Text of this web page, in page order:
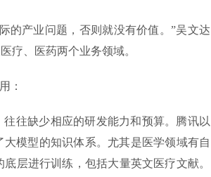
的产业问题，否则就没有价值。”吴文达
疗、医药两个业务领域。
：
往缺少相应的研发能力和预算。腾讯以
模型的知识体系。尤其是医学领域有自
层进行训练，包括大量英文医疗文献。